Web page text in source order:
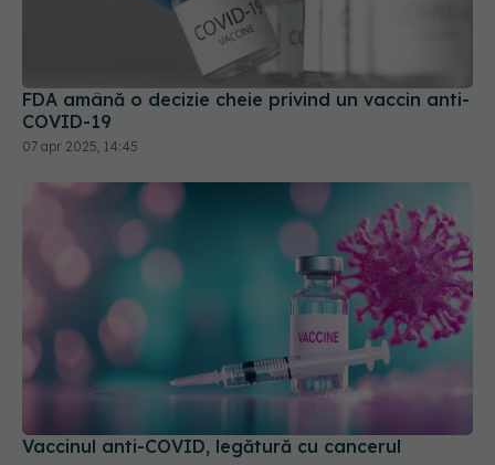
FDA amână o decizie cheie privind un vaccin anti-
COVID-19
07 apr 2025, 14:45
Vaccinul anti-COVID, legătură cu cancerul